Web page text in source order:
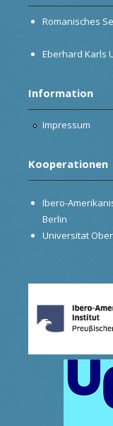
Romanisches
Eberhard Karls
Information
Impressum
Kooperationen
Ibero-
Berlin
Universitat